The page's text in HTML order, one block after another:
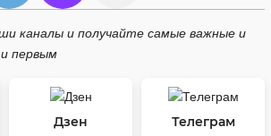
каналы и получайте самые важные и
первым
Дзен Телеграм